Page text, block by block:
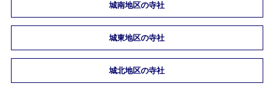
城南地区の寺社
城東地区の寺社
城北地区の寺社